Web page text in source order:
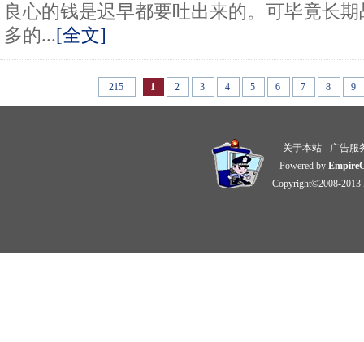
良心的钱是迟早都要吐出来的。可毕竟长
多的...[全文]
215 1 2 3 4 5 6 7 8 9
关于本站 - 广告服
Powered by
Copyright©2008-2013